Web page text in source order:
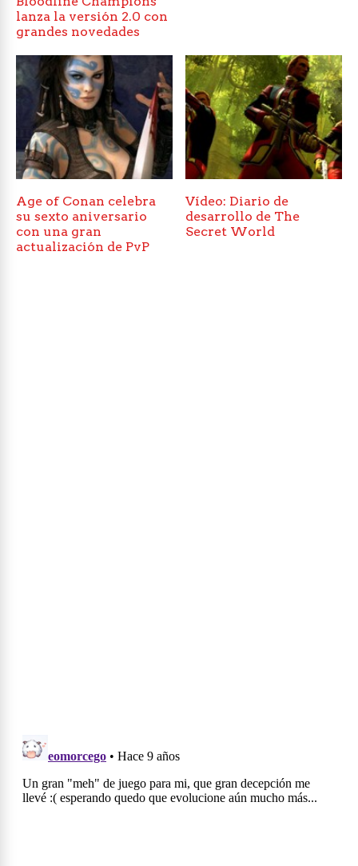
lanza la versión 2.0 con
grandes novedades
Age of Conan celebra
su sexto aniversario
con una gran
actualización de PvP
Vídeo: Diario de
desarrollo de The
Secret World